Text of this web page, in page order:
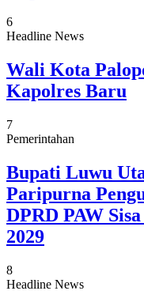
6
Headline News
Wali Kota
Kapolres Baru
7
Pemerintahan
Bupati Luwu
Paripurna
DPRD PAW
2029
8
Headline News